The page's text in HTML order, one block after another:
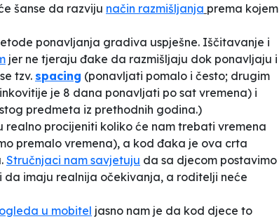
šanse da razviju način razmišljanja prema kojem
ponavljanja gradiva uspješne. Iščitavanje i
jer ne tjeraju đake da razmišljaju dok ponavljaju i
tzv. spacing (ponavljati pomalo i često; drugim
je 8 dana ponavljati po sat vremena) i
predmeta iz prethodnih godina.)
realno procijeniti koliko će nam trebati vremena
premalo vremena), a kod đaka je ova crta
Stručnjaci nam savjetuju da sa djecom postavimo
da imaju realnija očekivanja, a roditelji neće
u mobitel jasno nam je da kod djece to